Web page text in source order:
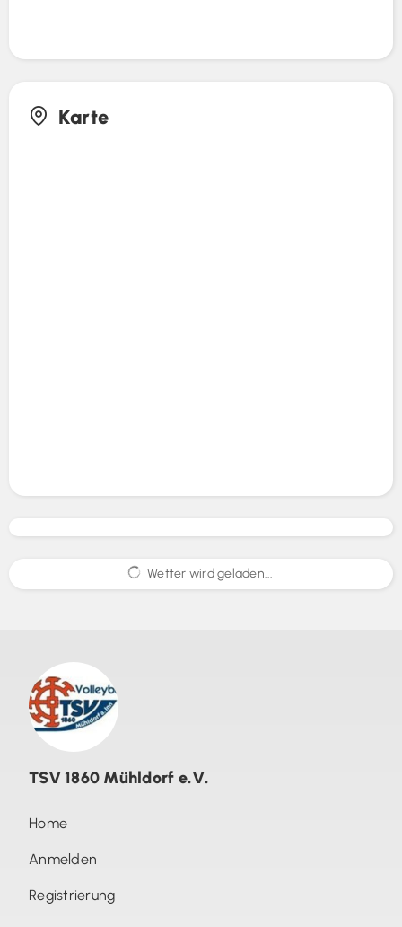
Karte
Wetter wird geladen...
TSV 1860 Mühldorf e.V.
Home
Anmelden
Registrierung